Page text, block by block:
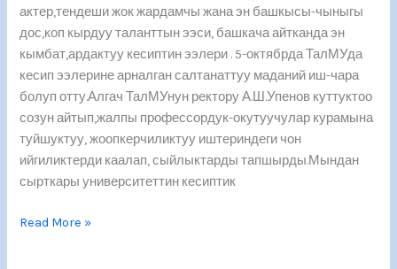
актер,тендеши жок жардамчы жана эн башкысы-чыныгы
дос,коп кырдуу таланттын ээси, башкача айтканда эн
кымбат,ардактуу кесиптин ээлери . 5-октябрда ТалМУда
кесип ээлерине арналган салтанаттуу маданий иш-чара
болуп отту.Алгач ТалМУнун ректору А.Ш.Упенов куттуктоо
созун айтып,жалпы профессордук-окутуучулар курамына
туйшуктуу, жоопкерчиликтуу иштериндеги чон
ийгиликтерди каалап, сыйлыктарды тапшырды.Мындан
сырткары университеттин кесиптик
Read More »